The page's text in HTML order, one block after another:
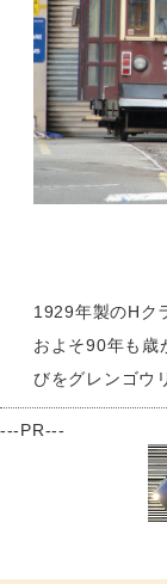
1929年製のHク
およそ90年も歳
びをグレンゴウ
---PR---